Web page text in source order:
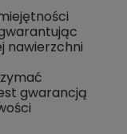
nawierzchni
gwarancją